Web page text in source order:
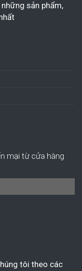
sản phẩm,
mại từ cửa hàng
tôi theo các